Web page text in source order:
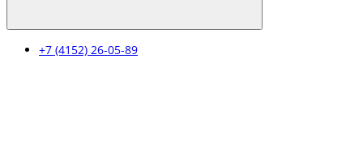
+7 (4152) 26-05-89